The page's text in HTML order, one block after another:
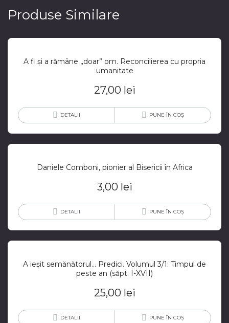
Produse Similare
A fi și a rămâne „doar” om. Reconcilierea cu propria
umanitate
27,00 lei
DETALII PUNE ÎN COȘ
Daniele Comboni, pionier al Bisericii în Africa
3,00 lei
DETALII PUNE ÎN COȘ
A ieșit semănătorul… Predici. Volumul 3/1: Timpul de
peste an (săpt. I-XVII)
25,00 lei
DETALII PUNE ÎN COȘ